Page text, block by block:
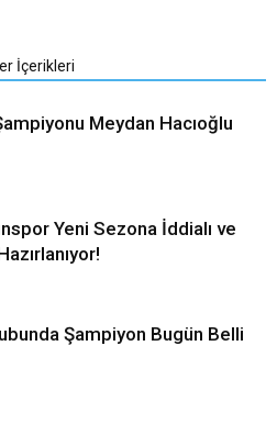
İçerikleri
Meydan Hacıoğlu
Yeni Sezona İddialı ve
Şampiyon Bugün Belli